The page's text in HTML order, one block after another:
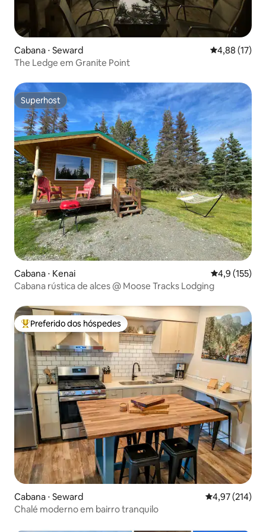
Cabana ⋅ Seward 4,88 de uma
4,88 (17)
The Ledge em Granite Point
Superhost
Superhost
Cabana ⋅ Kenai 4,9 de uma
4,9 (155)
Cabana rústica de alces @ Moose Tracks Lodging
Entre os melhores preferidos dos hóspedes
Preferido dos hóspedes
Cabana ⋅ Seward 4,97 de uma
4,97 (214)
Chalé moderno em bairro tranquilo